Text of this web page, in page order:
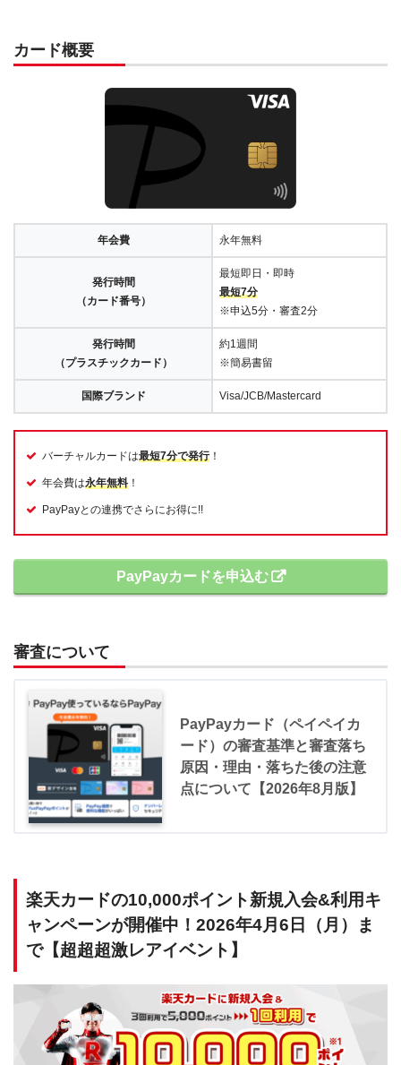
カード概要
年会費 永年無料
発行時間
（カード番号）
最短即日・即時
最短7分
※申込5分・審査2分
発行時間
（プラスチックカード）
約1週間
※簡易書留
国際ブランド Visa/JCB/Mastercard
バーチャルカードは最短7分で発行！
年会費は永年無料 ！
PayPayとの連携でさらにお得に!!
PayPayカードを申込む
審査について
PayPayカード（ペイペイカ
ード）の審査基準と審査落ち
原因・理由・落ちた後の注意
点について【2026年8月版】
楽天カードの10,000ポイント新規入会&利用キ
ャンペーンが開催中！2026年4月6日（月）ま
で【超超超激レアイベント】